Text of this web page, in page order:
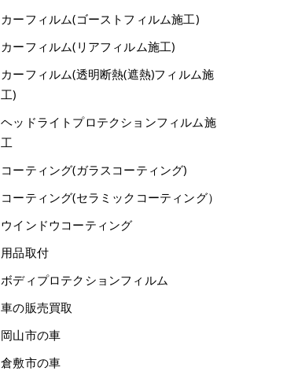
カーフィルム(ゴーストフィルム施工)
カーフィルム(リアフィルム施工)
カーフィルム(透明断熱(遮熱)フィルム施
工)
ヘッドライトプロテクションフィルム施
工
コーティング(ガラスコーティング)
コーティング(セラミックコーティング）
ウインドウコーティング
用品取付
ボディプロテクションフィルム
車の販売買取
岡山市の車
倉敷市の車